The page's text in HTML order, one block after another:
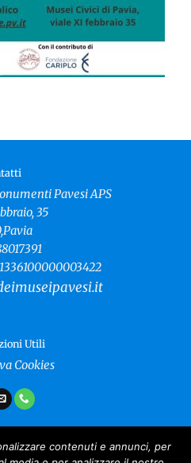
Pavesi APS
35
Utili
Cookies
contenuti e annunci, per